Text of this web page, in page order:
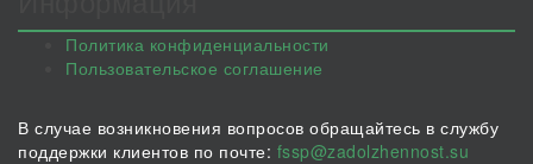
Политика конфиденциальности
Пользовательское соглашение
В случае возникновения вопросов обращайтесь в службу
поддержки клиентов по почте: fssp@zadolzhennost.su